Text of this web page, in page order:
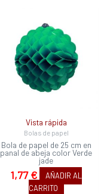
Vista rápida
Bolas de papel
Bola de papel de 25 cm en
panal de abeja color Verde
jade
1,77€
AÑADIR AL
CARRITO